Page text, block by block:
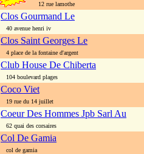
12 rue lamothe
Clos Gourmand Le
40 avenue henri iv
Clos Saint Georges Le
4 place de la fontaine d'argent
Club House De Chiberta
104 boulevard plages
Coco Viet
19 rue du 14 juillet
Coeur Des Hommes Jpb Sarl Au
62 quai des corsaires
Col De Gamia
col de gamia